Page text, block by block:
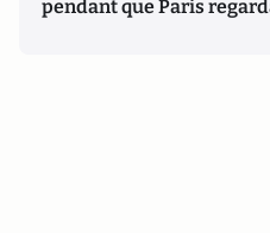
pendant que Paris